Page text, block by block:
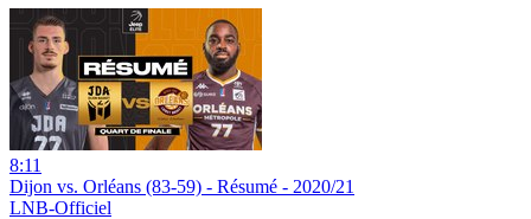
8:11
Dijon vs. Orléans (83-59) - Résumé - 2020/21
LNB-Officiel